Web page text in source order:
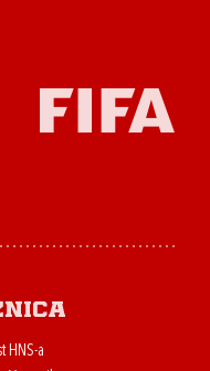
HNS-a